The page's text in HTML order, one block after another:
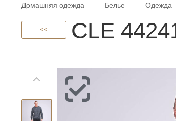
Домашняя одежда Белье Одежда
<< CLE